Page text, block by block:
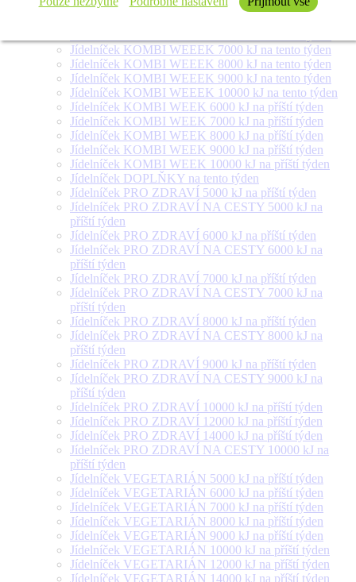
týden
Jídelníček KOMBI WEEEK 7000 kJ na tento týden
Jídelníček KOMBI WEEEK 8000 kJ na tento týden
Jídelníček KOMBI WEEEK 9000 kJ na tento týden
Jídelníček KOMBI WEEEK 10000 kJ na tento týden
Jídelníček KOMBI WEEK 6000 kJ na příští týden
Jídelníček KOMBI WEEK 7000 kJ na příští týden
Jídelníček KOMBI WEEK 8000 kJ na příští týden
Jídelníček KOMBI WEEK 9000 kJ na příští týden
Jídelníček KOMBI WEEK 10000 kJ na příští týden
Jídelníček DOPLŇKY na tento týden
Jídelníček PRO ZDRAVÍ 5000 kJ na příští týden
Jídelníček PRO ZDRAVÍ NA CESTY 5000 kJ na
příští týden
Jídelníček PRO ZDRAVÍ 6000 kJ na příští týden
Jídelníček PRO ZDRAVÍ NA CESTY 6000 kJ na
příští týden
Jídelníček PRO ZDRAVÍ 7000 kJ na příští týden
Jídelníček PRO ZDRAVÍ NA CESTY 7000 kJ na
příští týden
Jídelníček PRO ZDRAVÍ 8000 kJ na příští týden
Jídelníček PRO ZDRAVÍ NA CESTY 8000 kJ na
příští týden
Jídelníček PRO ZDRAVÍ 9000 kJ na příští týden
Jídelníček PRO ZDRAVÍ NA CESTY 9000 kJ na
příští týden
Jídelníček PRO ZDRAVÍ 10000 kJ na příští týden
Jídelníček PRO ZDRAVÍ 12000 kJ na příští týden
Jídelníček PRO ZDRAVÍ 14000 kJ na příští týden
Jídelníček PRO ZDRAVÍ NA CESTY 10000 kJ na
příští týden
Jídelníček VEGETARIÁN 5000 kJ na příští týden
Jídelníček VEGETARIÁN 6000 kJ na příští týden
Jídelníček VEGETARIÁN 7000 kJ na příští týden
Jídelníček VEGETARIÁN 8000 kJ na příští týden
Jídelníček VEGETARIÁN 9000 kJ na příští týden
Jídelníček VEGETARIÁN 10000 kJ na příští týden
Jídelníček VEGETARIÁN 12000 kJ na příští týden
Jídelníček VEGETARIÁN 14000 kJ na příští týden